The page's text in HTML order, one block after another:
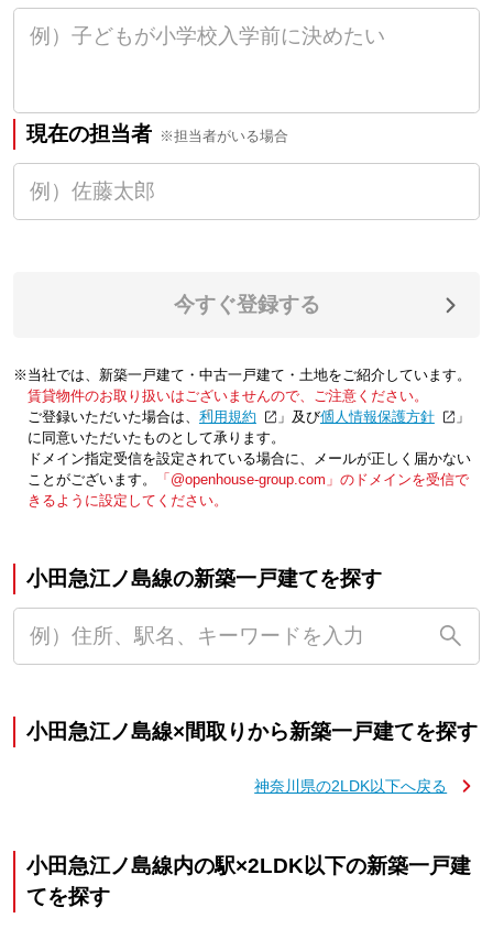
現在の担当者 ※担当者がいる場合
今すぐ登録する
※当社では、新築一戸建て・中古一戸建て・土地をご紹介しています。
賃貸物件のお取り扱いはございませんので、ご注意ください。
ご登録いただいた場合は、「利用規約 」及び「個人情報保護方針
」
に同意いただいたものとして承ります。
ドメイン指定受信を設定されている場合に、メールが正しく届かない
ことがございます。
「@openhouse-group.com」のドメインを受信で
きるように設定してください。
小田急江ノ島線の新築一戸建てを探す
小田急江ノ島線×間取りから新築一戸建てを探す
神奈川県の2LDK以下へ戻る
小田急江ノ島線内の駅×2LDK以下の新築一戸建
てを探す